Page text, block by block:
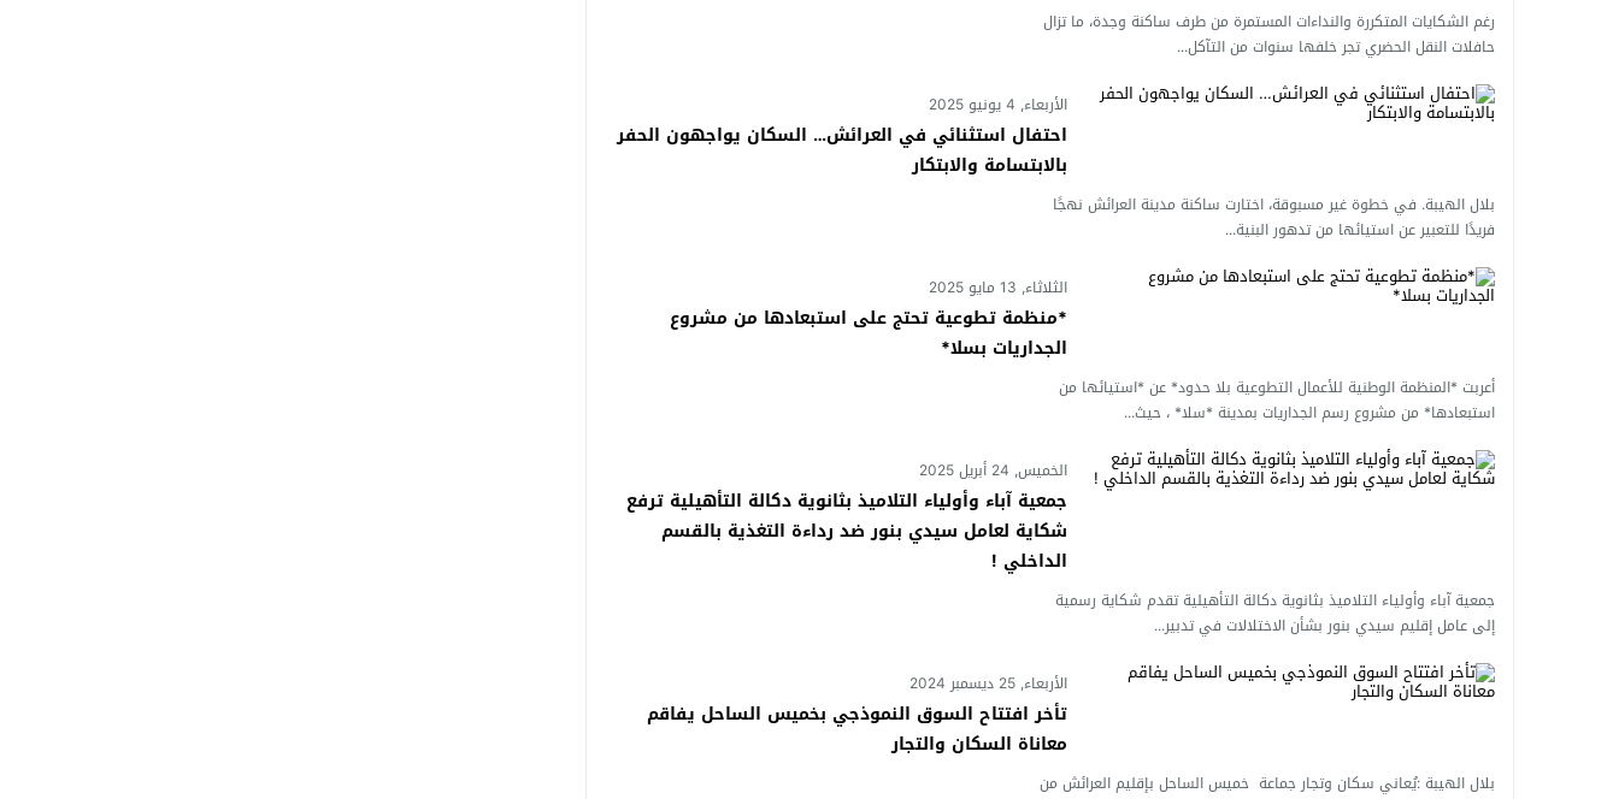
رغم الشكايات المتكررة والنداءات المستمرة من طرف ساكنة وجدة، ما تزال
حافلات النقل الحضري تجر خلفها سنوات من التآكل...
الأربعاء, 4 يونيو 2025
احتفال استثنائي في العرائش… السكان يواجهون الحفر
بالابتسامة والابتكار
بلال الهيبة. في خطوة غير مسبوقة، اختارت ساكنة مدينة العرائش نهجًا
فريدًا للتعبير عن استيائها من تدهور البنية...
الثلاثاء, 13 مايو 2025
*منظمة تطوعية تحتج على استبعادها من مشروع
الجداريات بسلا*
أعربت *المنظمة الوطنية للأعمال التطوعية بلا حدود* عن *استيائها من
استبعادها* من مشروع رسم الجداريات بمدينة *سلا* ، حيث...
الخميس, 24 أبريل 2025
جمعية آباء وأولياء التلاميذ بثانوية دكالة التأهيلية ترفع
شكاية لعامل سيدي بنور ضد رداءة التغذية بالقسم
الداخلي !
جمعية آباء وأولياء التلاميذ بثانوية دكالة التأهيلية تقدم شكاية رسمية
إلى عامل إقليم سيدي بنور بشأن الاختلالات في تدبير...
الأربعاء, 25 ديسمبر 2024
تأخر افتتاح السوق النموذجي بخميس الساحل يفاقم
معاناة السكان والتجار
بلال الهيبة :يُعاني سكان وتجار جماعة خميس الساحل بإقليم العرائش من